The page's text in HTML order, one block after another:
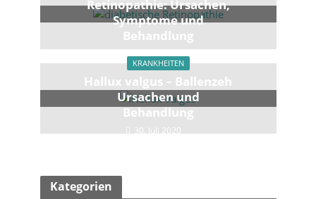
Retinopathie: Ursachen,
Symptome und
Behandlung
KRANKHEITEN
Hallux valgus – Ballenzeh
Ursachen und
Behandlung
30. Juli 2020
Kategorien